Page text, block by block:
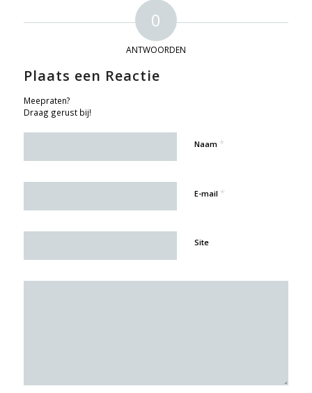
0
ANTWOORDEN
Plaats een Reactie
Meepraten?
Draag gerust bij!
Naam *
E-mail *
Site